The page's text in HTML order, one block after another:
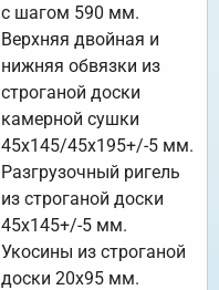
с шагом 590 мм.
Верхняя двойная и
нижняя обвязки из
строганой доски
камерной сушки
45х145/45х195+/-5 мм.
Разгрузочный ригель
из строганой доски
45х145+/-5 мм.
Укосины из строганой
доски 20х95 мм.